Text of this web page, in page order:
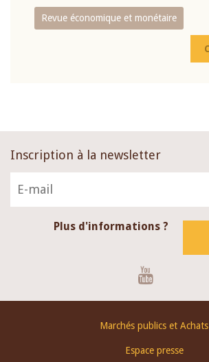
Revue économique et monétaire
Inscription à la newsletter
Plus d'informations ?
Marchés publics et Achats
Espace presse